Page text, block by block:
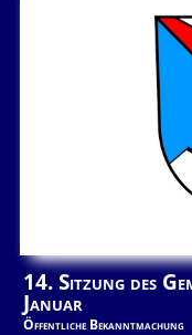
14. Sitzung des
Januar
Öffentliche Bekanntmachung